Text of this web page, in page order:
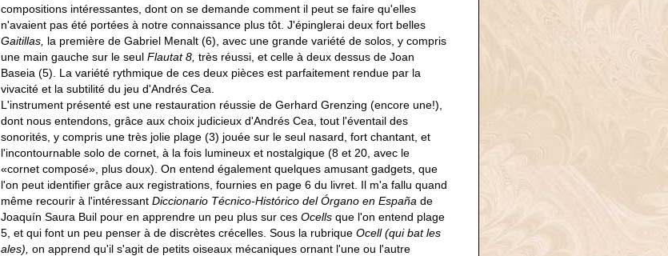
compositions intéressantes, dont on se demande comment il peut se faire qu'elles
n'avaient pas été portées à notre connaissance plus tôt. J'épinglerai deux fort belles
Gaitillas, la première de Gabriel Menalt (6), avec une grande variété de solos, y compris
une main gauche sur le seul Flautat 8, très réussi, et celle à deux dessus de Joan
Baseia (5). La variété rythmique de ces deux pièces est parfaitement rendue par la
vivacité et la subtilité du jeu d'Andrés Cea.
L'instrument présenté est une restauration réussie de Gerhard Grenzing (encore une!),
dont nous entendons, grâce aux choix judicieux d'Andrés Cea, tout l'éventail des
sonorités, y compris une très jolie plage (3) jouée sur le seul nasard, fort chantant, et
l'incontournable solo de cornet, à la fois lumineux et nostalgique (8 et 20, avec le
«cornet composé», plus doux). On entend également quelques amusant gadgets, que
l'on peut identifier grâce aux registrations, fournies en page 6 du livret. Il m'a fallu quand
même recourir à l'intéressant Diccionario Técnico-Histórico del Órgano en España de
Joaquín Saura Buil pour en apprendre un peu plus sur ces Ocells que l'on entend plage
5, et qui font un peu penser à de discrètes crécelles. Sous la rubrique Ocell (qui bat les
ales), on apprend qu'il s'agit de petits oiseaux mécaniques ornant l'une ou l'autre